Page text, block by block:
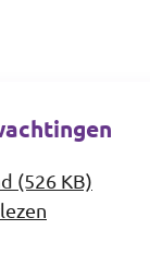
(526 KB)